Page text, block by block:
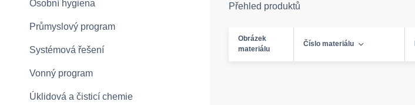
Osobní hygiena
Průmyslový program
Systémová řešení
Vonný program
Úklidová a čisticí chemie
Přehled produktů
Obrázek
materiálu
Číslo materiálu